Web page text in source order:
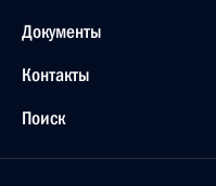
Документы
Контакты
Поиск